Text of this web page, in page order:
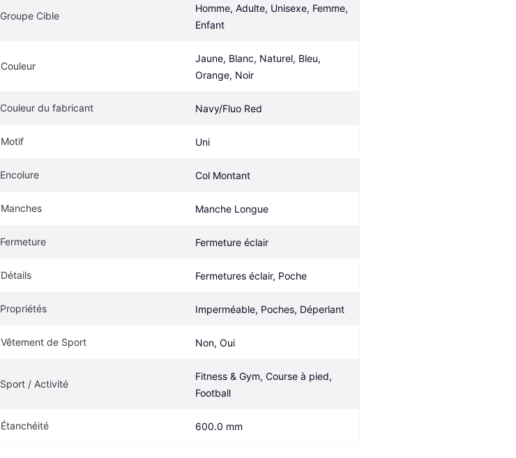
Groupe Cible
Homme, Adulte, Unisexe, Femme,
Enfant
Couleur
Jaune, Blanc, Naturel, Bleu,
Orange, Noir
Couleur du fabricant Navy/Fluo Red
Motif Uni
Encolure Col Montant
Manches Manche Longue
Fermeture Fermeture éclair
Détails Fermetures éclair, Poche
Propriétés Imperméable, Poches, Déperlant
Vêtement de Sport Non, Oui
Sport / Activité
Fitness & Gym, Course à pied,
Football
Étanchéité 600.0 mm